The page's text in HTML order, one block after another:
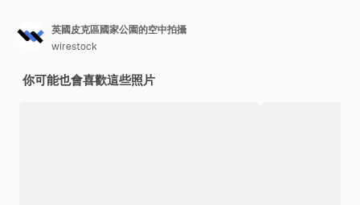
英國皮克區國家公園的空中拍攝
wirestock
你可能也會喜歡這些照片